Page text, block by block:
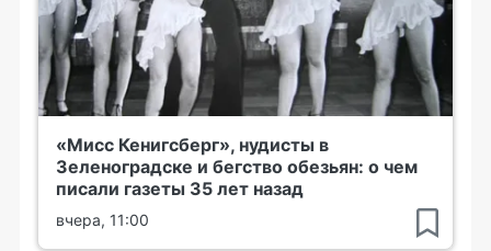
«Мисс Кенигсберг», нудисты в
Зеленоградске и бегство обезьян: о чем
писали газеты 35 лет назад
вчера, 11:00